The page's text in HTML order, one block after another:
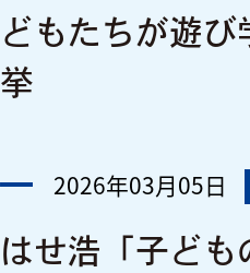
どもたちが遊
挙
2026年03月05日
はせ浩「子ども